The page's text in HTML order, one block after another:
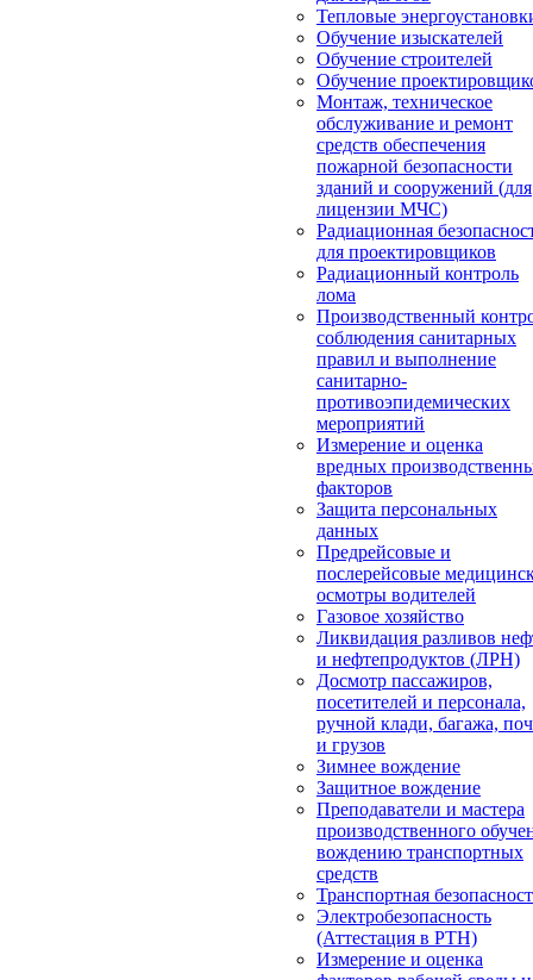
Тепловые
Обучение изыскателей
Обучение строителей
Обучение
Монтаж, техническое
обслуживание и ремонт
средств обеспечения
пожарной безопасности
зданий и сооружений (для
лицензии МЧС)
Радиационная
для проектировщиков
Радиационный контроль
лома
Производственный
соблюдения санитарных
правил и выполнение
санитарно-
противоэпидемических
мероприятий
Измерение и оценка
вредных
факторов
Защита персональных
данных
Предрейсовые и
послерейсовые
осмотры водителей
Газовое хозяйство
Ликвидация разливов
и нефтепродуктов (ЛРН)
Досмотр пассажиров,
посетителей и персонала,
ручной клади, багажа,
и грузов
Зимнее вождение
Защитное вождение
Преподаватели и мастера
производственного
вождению транспортных
средств
Транспортная
Электробезопасность
(Аттестация в РТН)
Измерение и оценка